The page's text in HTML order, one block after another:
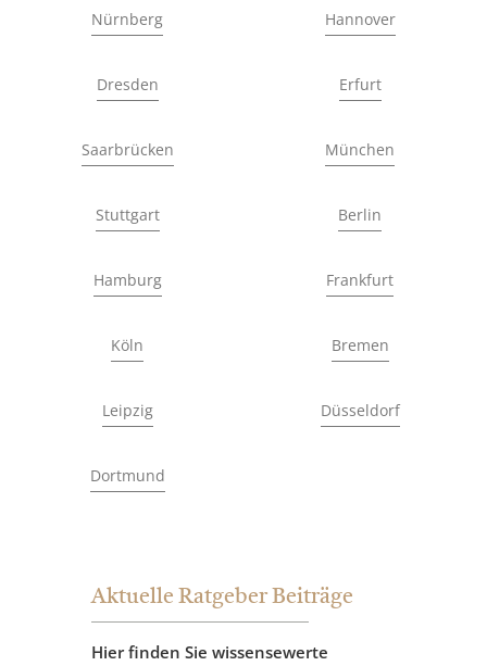
Nürnberg Hannover
Dresden Erfurt
Saarbrücken München
Stuttgart Berlin
Hamburg Frankfurt
Köln Bremen
Leipzig Düsseldorf
Dortmund
Aktuelle Ratgeber Beiträge
Hier finden Sie wissensewerte